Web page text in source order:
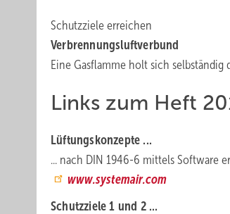
Schutzziele erreichen
Verbrennungsluftverbund
Eine Gasflamme holt sich selbständig
Links zum Heft
Lüftungskonzepte ...
... nach DIN 1946-6 mittels Software
www.systemair.com
Schutzziele 1 und 2 ...